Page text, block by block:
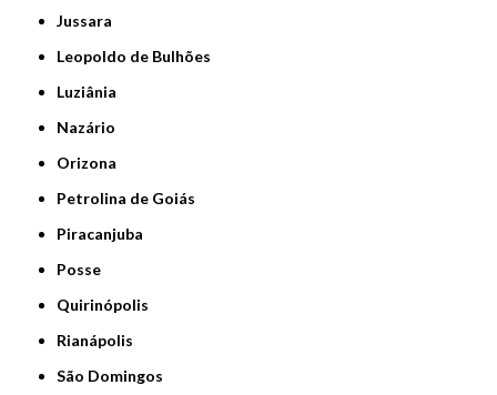
Jussara
Leopoldo de Bulhões
Luziânia
Nazário
Orizona
Petrolina de Goiás
Piracanjuba
Posse
Quirinópolis
Rianápolis
São Domingos